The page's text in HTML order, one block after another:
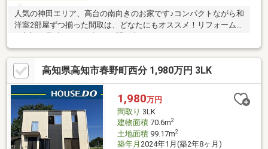
人気の神田エリア、高台の南向きのお家です♪コンパクトながら和
洋室2部屋ずつ揃った間取は、どなたにもオススメ！リフォームの
高知県高知市春野町西分 1,980万円 3LK
1,980万円
間取り 3LK
建物面積70.6m2
土地面積99.17m2
築年月 2024年1月(築2年8ヶ月)